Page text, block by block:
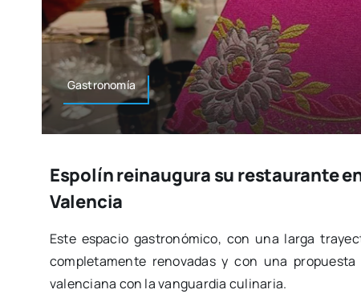
Gas­tro­no­mía
Espolín reinaugura su restaurante
Valencia
Este espa­cio gas­tro­nó­mi­co, con una lar­ga
com­ple­ta­men­te reno­va­das y con una
valen­cia­na con la van­guar­dia culi­na­ria.